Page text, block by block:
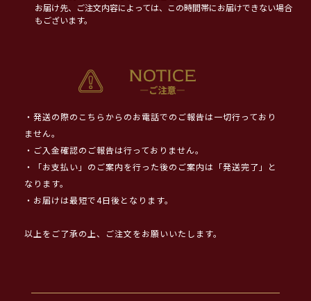
お届け先、ご注文内容によっては、この時間帯にお届けできない場合
もございます。
・発送の際のこちらからのお電話でのご報告は一切行っており
ません。
・ご入金確認のご報告は行っておりません。
・「お支払い」のご案内を行った後のご案内は「発送完了」と
なります。
・お届けは最短で4日後となります。
以上をご了承の上、ご注文をお願いいたします。